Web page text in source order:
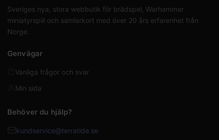
Sveriges nya, stora webbutik för brädspel, Warhammer
miniatyrspill och samlarkort med över 20 års erfarenhet från
Norge.
Genvägar
Vanliga frågor och svar
Min sida
Behöver du hjälp?
kundservice@terratide.se